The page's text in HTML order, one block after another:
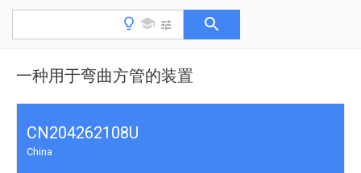
一种用于弯曲方管的装置
CN204262108U
China